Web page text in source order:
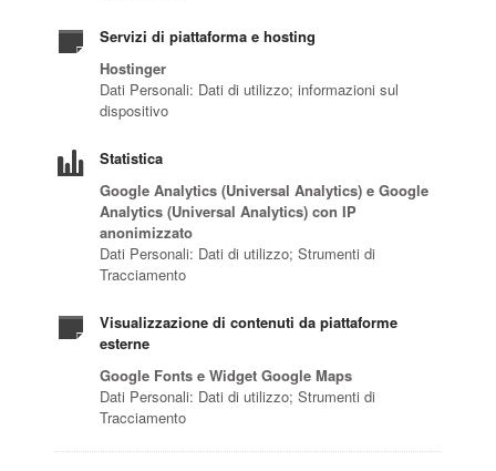
Servizi di piattaforma e hosting
Hostinger
Dati Personali: Dati di utilizzo; informazioni sul
dispositivo
Statistica
Google Analytics (Universal Analytics) e Google
Analytics (Universal Analytics) con IP
anonimizzato
Dati Personali: Dati di utilizzo; Strumenti di
Tracciamento
Visualizzazione di contenuti da piattaforme
esterne
Google Fonts e Widget Google Maps
Dati Personali: Dati di utilizzo; Strumenti di
Tracciamento